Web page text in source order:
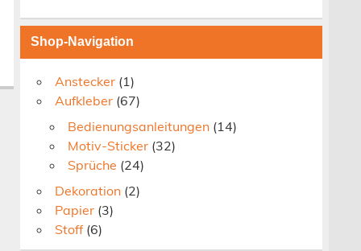
Shop-Navigation
Anstecker (1)
Aufkleber (67)
Bedienungsanleitungen (14)
Motiv-Sticker (32)
Sprüche (24)
Dekoration (2)
Papier (3)
Stoff (6)